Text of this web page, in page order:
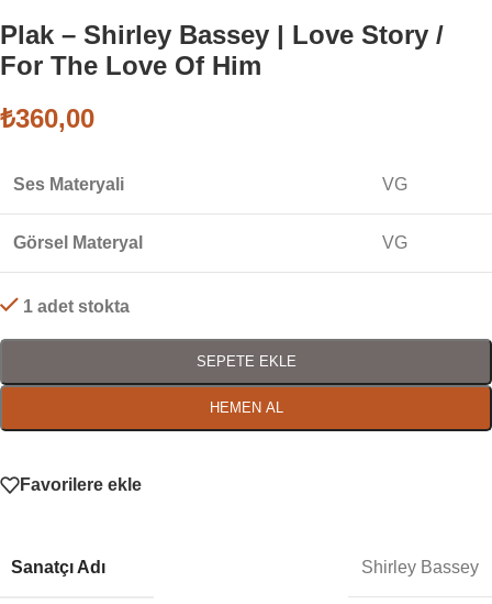
Plak – Shirley Bassey | Love Story /
For The Love Of Him
₺360,00
Ses Materyali VG
Görsel Materyal VG
1 adet stokta
SEPETE EKLE
HEMEN AL
Favorilere ekle
Sanatçı Adı Shirley Bassey